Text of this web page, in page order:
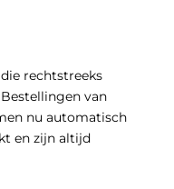
rechtstreeks
van
nu automatisch
en zijn altijd